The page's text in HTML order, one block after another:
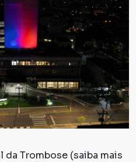
da Trombose (saiba mais